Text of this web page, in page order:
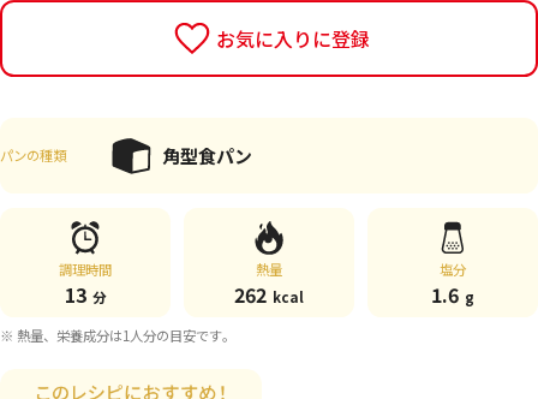
お気に入りに登録
パンの種類 角型食パン
調理時間
13 分
熱量
262 kcal
塩分
1.6 g
※ 熱量、栄養成分は1人分の目安です。